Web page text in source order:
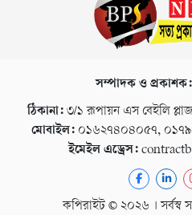
সম্পাদক ও প্রকাশক:
ঠিকানা: ৩/১ রূপায়ন এস বেইলি
মোবাইল: ০১৬২৭৪০৪০৫৭,
ইমেইল এড্রেস:
কপিরাইট © ২০২৬ । সর্বস্ব